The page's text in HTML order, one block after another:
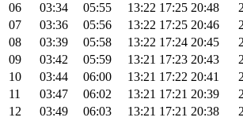
06
03:34 05:55 13:22 17:25 20:48
07
03:36 05:56 13:22 17:25 20:46
08
03:39 05:58 13:22 17:24 20:45
09
03:42 05:59 13:21 17:23 20:43
10
03:44 06:00 13:21 17:22 20:41
11
03:47 06:02 13:21 17:21 20:39
12
03:49 06:03 13:21 17:21 20:38